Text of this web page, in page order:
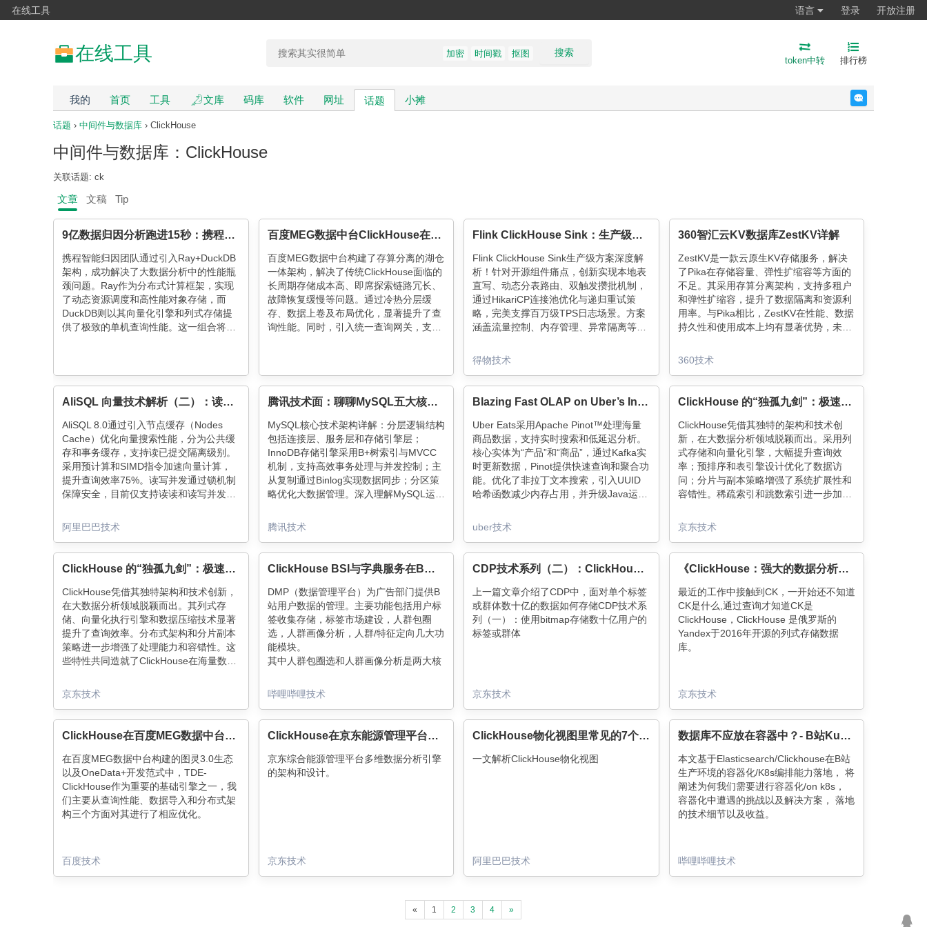
在线工具 语言 登录 开放注册
在线工具 搜索
加密 时间戳 抠图
token中转 排行榜
我的 首页 工具 文库 码库 软件 网址 话题 小摊
话题 › 中间件与数据库 › ClickHouse
中间件与数据库：ClickHouse
关联话题: ck
文章 文稿 Tip
9亿数据归因分析跑进15秒：携程智能归因系统如何用 Ray+DuckDB 破解算力危机？
携程智能归因团队通过引入Ray+DuckDB
架构，成功解决了大数据分析中的性能瓶
颈问题。Ray作为分布式计算框架，实现
了动态资源调度和高性能对象存储，而
DuckDB则以其向量化引擎和列式存储提
供了极致的单机查询性能。这一组合将9
百度MEG数据中台ClickHouse在数据湖仓中的探索和应用
百度MEG数据中台构建了存算分离的湖仓
一体架构，解决了传统ClickHouse面临的
长周期存储成本高、即席探索链路冗长、
故障恢复缓慢等问题。通过冷热分层缓
存、数据上卷及布局优化，显著提升了查
询性能。同时，引入统一查询网关，支持
Flink ClickHouse Sink：生产级高可用写入方案
Flink ClickHouse Sink生产级方案深度解
析！针对开源组件痛点，创新实现本地表
直写、动态分表路由、双触发攒批机制，
通过HikariCP连接池优化与递归重试策
略，完美支撑百万级TPS日志场景。方案
涵盖流量控制、内存管理、异常隔离等核
为实时数仓提供高可靠写入能力。技术亮
点层层拆解，最佳实践一目了然！
得物技术
360智汇云KV数据库ZestKV详解
ZestKV是一款云原生KV存储服务，解决
了Pika在存储容量、弹性扩缩容等方面的
不足。其采用存算分离架构，支持多租户
和弹性扩缩容，提升了数据隔离和资源利
用率。与Pika相比，ZestKV在性能、数据
持久性和使用成本上均有显著优势，未来
能。
360技术
AliSQL 向量技术解析（二）：读写缓存与事务并发
AliSQL 8.0通过引入节点缓存（Nodes
Cache）优化向量搜索性能，分为公共缓
存和事务缓存，支持读已提交隔离级别。
采用预计算和SIMD指令加速向量计算，
提升查询效率75%。读写并发通过锁机制
保障安全，目前仅支持读读和读写并发。
阿里巴巴技术
腾讯技术面：聊聊MySQL五大核心模块
MySQL核心技术架构详解：分层逻辑结构
包括连接层、服务层和存储引擎层；
InnoDB存储引擎采用B+树索引与MVCC
机制，支持高效事务处理与并发控制；主
从复制通过Binlog实现数据同步；分区策
略优化大数据管理。深入理解MySQL运行
腾讯技术
Blazing Fast OLAP on Uber’s Inventory and Catalog Data with Apache Pinot™
Uber Eats采用Apache Pinot™处理海量
商品数据，支持实时搜索和低延迟分析。
核心实体为“产品”和“商品”，通过Kafka实
时更新数据，Pinot提供快速查询和聚合功
能。优化了非拉丁文本搜索，引入UUID
哈希函数减少内存占用，并升级Java运行
低查询延迟和表大小，支持无限保留用
uber技术
ClickHouse 的“独孤九剑”：极速查询的终极秘籍
ClickHouse凭借其独特的架构和技术创
新，在大数据分析领域脱颖而出。采用列
式存储和向量化引擎，大幅提升查询效
率；预排序和表引擎设计优化了数据访
问；分片与副本策略增强了系统扩展性和
容错性。稀疏索引和跳数索引进一步加速
在处理海量数据时表现出色，成为联机分
析处理的利器。
京东技术
ClickHouse 的“独孤九剑”：极速查询的终极秘籍
ClickHouse凭借其独特架构和技术创新，
在大数据分析领域脱颖而出。其列式存
储、向量化执行引擎和数据压缩技术显著
提升了查询效率。分布式架构和分片副本
策略进一步增强了处理能力和容错性。这
些特性共同造就了ClickHouse在海量数据
佼者。
京东技术
ClickHouse BSI与字典服务在B站商业化DMP中的应用实践
DMP（数据管理平台）为广告部门提供B
站用户数据的管理。主要功能包括用户标
签收集存储，标签市场建设，人群包圈
选，人群画像分析，人群/特征定向几大功
能模块。
其中人群包圈选和人群画像分析是两大核
性都有比较高的要求。也是本文中要讨论
的ClickHouse技术的应用场景。在实践
能，实现了人群包的实时预估和计算，也
实现了人群包画像的分钟级计算。
哔哩哔哩技术
CDP技术系列（二）：ClickHouse+Bitmap实现海量数据标签及群体组合计算
上一篇文章介绍了CDP中，面对单个标签
或群体数十亿的数据如何存储CDP技术系
列（一）：使用bitmap存储数十亿用户的
标签或群体
京东技术
《ClickHouse：强大的数据分析引擎》
最近的工作中接触到CK，一开始还不知道
CK是什么,通过查询才知道CK是
ClickHouse，ClickHouse 是俄罗斯的
Yandex于2016年开源的列式存储数据
库。
京东技术
ClickHouse在百度MEG数据中台的落地和优化
在百度MEG数据中台构建的图灵3.0生态
以及OneData+开发范式中，TDE-
ClickHouse作为重要的基础引擎之一，我
们主要从查询性能、数据导入和分布式架
构三个方面对其进行了相应优化。
百度技术
ClickHouse在京东能源管理平台的实践
京东综合能源管理平台多维数据分析引擎
的架构和设计。
京东技术
ClickHouse物化视图里常见的7个坑，你踩过几个？
一文解析ClickHouse物化视图
阿里巴巴技术
数据库不应放在容器中？- B站Kubernetes有状态服务实践(Elasticsearch/Clickhouse)
本文基于Elasticsearch/Clickhouse在B站
生产环境的容器化/K8s编排能力落地， 将
阐述为何我们需要进行容器化/on k8s，
容器化中遭遇的挑战以及解决方案， 落地
的技术细节以及收益。
哔哩哔哩技术
« 1 2 3 4 »